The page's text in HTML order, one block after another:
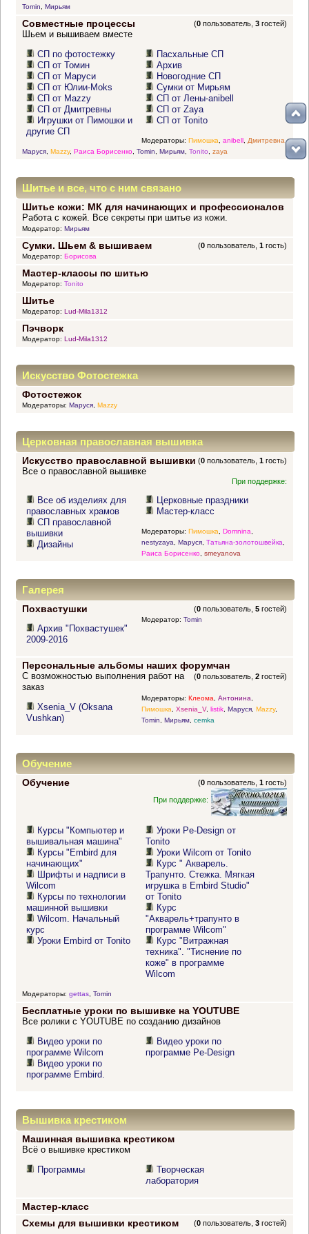
Tomin
Мирьям
Совместные процессы (0 пользователь,3 гостей)
Шьем и вышиваем вместе
СП по фотостежку
СП от Томин
СП от Маруси
СП от Юлии-Moks
СП от Mazzy
СП от Дмитревны
Игрушки от Пимошки и
другие СП
Пасхальные СП
Архив
Новогодние СП
Сумки от Мирьям
СП от Лены-anibell
СП от Zaya
СП от Tonito
Модераторы: Пимошка anibell, Дмитревна,
Маруся, Mazzy, Раиса Борисенко, Tomin Мирьям, Tonito zaya
Шитье и все, что с ним связано
Шитье кожи: МК для начинающих и профессионалов
Работа с кожей. Все секреты при шитье из кожи.
Модератор: Мирьям
Сумки. Шьем & вышиваем (0 пользователь,1 гость)
Модератор: Борисова
Мастер-классы по шитью
Модератор: Tonito
Шитье
Модератор: Lud-Mila1312
Пэчворк
Модератор: Lud-Mila1312
Искусство Фотостежка
Фотостежок
Модераторы: Маруся, Mazzy
Церковная православная вышивка
Искусство православной вышивки (0 пользователь,1 гость)
Все о православной вышивке
При поддержке:
Все об изделиях для
православных храмов
СП православной
вышивки
Дизайны
Церковные праздники
Мастер-класс
Модераторы: Пимошка Domnina
nestyzaya
Маруся, Татьяна-золотошвейка
Раиса Борисенко, smeyanova
Галерея
Похвастушки (0 пользователь,5 гостей)
Архив "Похвастушек"
2009-2016
Модератор: Tomin
Персональные альбомы наших форумчан
(0 пользователь,2 гостей)
С возможностью выполнения работ на
заказ
Xsenia_V (Oksana
Vushkan)
Модераторы: Клеома, Антонина,
Пимошка, Xsenia_V, listik, Маруся, Mazzy,
Tomin, Мирьям, cemka
Обучение
Обучение (0 пользователь,1 гость)
При поддержке:
Курсы "Компьютер и
вышивальная машина"
Курсы "Embird для
начинающих"
Шрифты и надписи в
Wilcom
Курсы по технологии
машинной вышивки
Wilcom. Начальный
курс
Уроки Embird от Tonito
Уроки Pe-Design от
Tonito
Уроки Wilcom от Tonito
Курс " Акварель.
Трапунто. Стежка. Мягкая
игрушка в Embird Studio"
от Tonito
Курс
"Акварель+трапунто в
программе Wilcom"
Курс "Витражная
техника". "Тиснение по
коже" в программе
Wilcom
Модераторы: gettas, Tomin
Бесплатные уроки по вышивке на YOUTUBE
Все ролики с YOUTUBE по созданию дизайнов
Видео уроки по
программе Wilcom
Видео уроки по
программе Embird.
Видео уроки по
программе Pe-Design
Вышивка крестиком
Машинная вышивка крестиком
Всё о вышивке крестиком
Программы
Творческая
лаборатория
Мастер-класс
Схемы для вышивки крестиком
(0 пользователь,3 гостей)